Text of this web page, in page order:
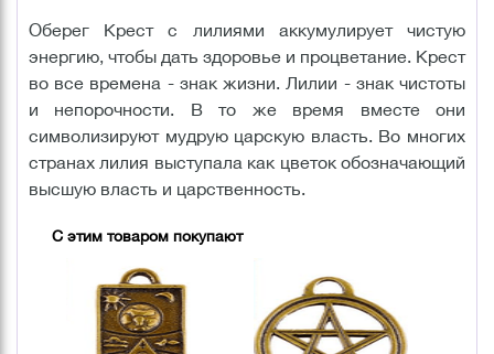
Оберег Крест с лилиями аккумулирует чистую
энергию, чтобы дать здоровье и процветание. Крест
во все времена - знак жизни. Лилии - знак чистоты
и непорочности. В то же время вместе они
символизируют мудрую царскую власть. Во многих
странах лилия выступала как цветок обозначающий
высшую власть и царственность.
С этим товаром покупают